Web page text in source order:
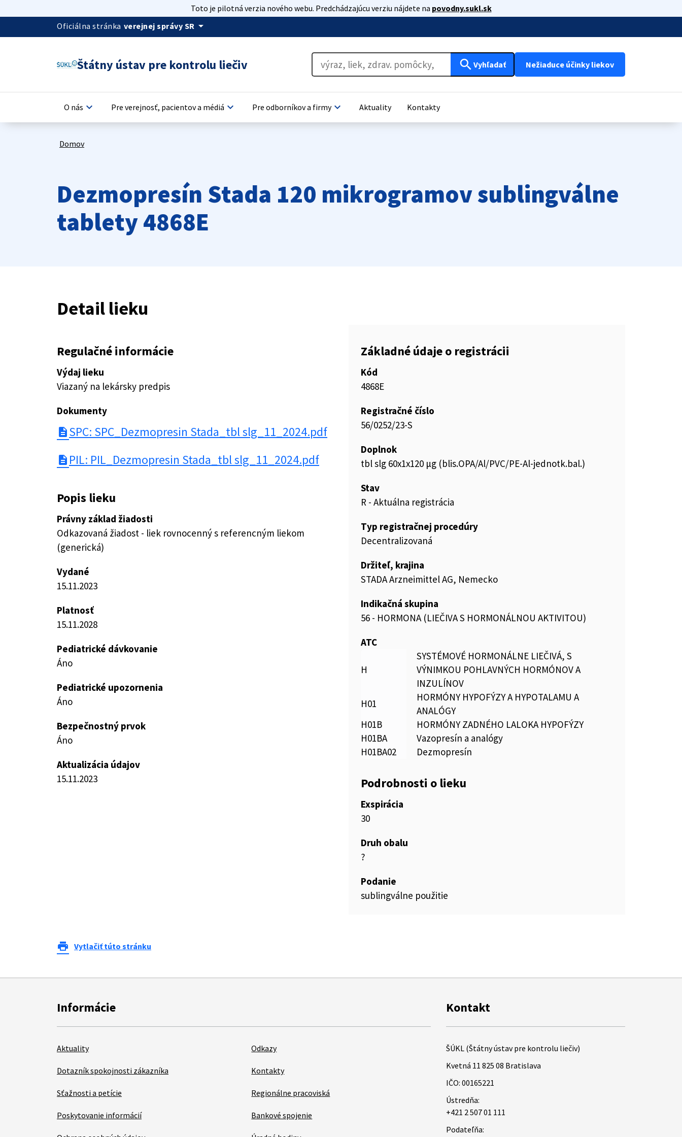
Toto je pilotná verzia nového webu. Predchádzajúcu verziu nájdete na povodny.sukl.sk
Oficiálna stránka verejnej správy SR arrow_drop_down
Štátny ústav pre kontrolu liečiv search Vyhľadať Nežiaduce účinky liekov
O nás keyboard_arrow_down Pre verejnosť, pacientov a médiá keyboard_arrow_down Pre odborníkov a firmykeyboard_arrow_down Aktuality Kontakty
Domov
Dezmopresín Stada 120 mikrogramov sublingválne
tablety 4868E
Detail lieku
Regulačné informácie
Výdaj lieku
Viazaný na lekársky predpis
Dokumenty
description SPC: SPC_Dezmopresin Stada_tbl slg_11_2024.pdf
description PIL: PIL_Dezmopresin Stada_tbl slg_11_2024.pdf
Popis lieku
Právny základ žiadosti
Odkazovaná žiadost - liek rovnocenný s referencným liekom
(generická)
Vydané
15.11.2023
Platnosť
15.11.2028
Pediatrické dávkovanie
Áno
Pediatrické upozornenia
Áno
Bezpečnostný prvok
Áno
Aktualizácia údajov
15.11.2023
Základné údaje o registrácii
Kód
4868E
Registračné číslo
56/0252/23-S
Doplnok
tbl slg 60x1x120 µg (blis.OPA/Al/PVC/PE-Al-jednotk.bal.)
Stav
R - Aktuálna registrácia
Typ registračnej procedúry
Decentralizovaná
Držiteľ, krajina
STADA Arzneimittel AG, Nemecko
Indikačná skupina
56 - HORMONA (LIEČIVA S HORMONÁLNOU AKTIVITOU)
ATC
H
SYSTÉMOVÉ HORMONÁLNE LIEČIVÁ, S
VÝNIMKOU POHLAVNÝCH HORMÓNOV A
INZULÍNOV
H01
HORMÓNY HYPOFÝZY A HYPOTALAMU A
ANALÓGY
H01B
HORMÓNY ZADNÉHO LALOKA HYPOFÝZY
H01BA
Vazopresín a analógy
H01BA02
Dezmopresín
Podrobnosti o lieku
Exspirácia
30
Druh obalu
?
Podanie
sublingválne použitie
print Vytlačiť túto stránku
Informácie
Aktuality
Dotazník spokojnosti zákazníka
Sťažnosti a petície
Poskytovanie informácií
Odkazy
Kontakty
Regionálne pracoviská
Bankové spojenie
Kontakt
ŠÚKL (Štátny ústav pre kontrolu liečiv)
Kvetná 11 825 08 Bratislava
IČO: 00165221
Ústredňa:
+421 2 507 01 111
Podateľňa: